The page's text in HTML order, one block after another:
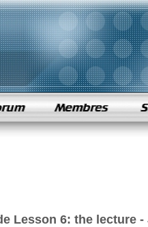
Lesson 6: the lecture